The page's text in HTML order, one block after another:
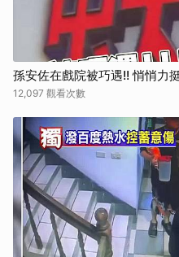
孫安佐在戲院被巧遇!! 悄悄力
12,097 觀看次數